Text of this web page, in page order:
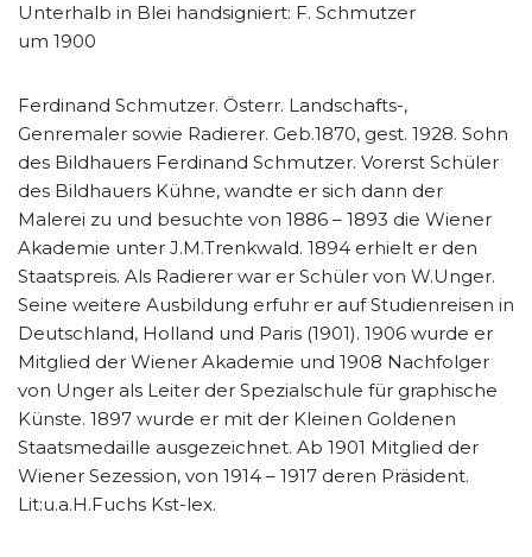
Unterhalb in Blei handsigniert: F. Schmutzer
um 1900
Ferdinand Schmutzer. Österr. Landschafts-,
Genremaler sowie Radierer. Geb.1870, gest. 1928. Sohn
des Bildhauers Ferdinand Schmutzer. Vorerst Schüler
des Bildhauers Kühne, wandte er sich dann der
Malerei zu und besuchte von 1886 – 1893 die Wiener
Akademie unter J.M.Trenkwald. 1894 erhielt er den
Staatspreis. Als Radierer war er Schüler von W.Unger.
Seine weitere Ausbildung erfuhr er auf Studienreisen in
Deutschland, Holland und Paris (1901). 1906 wurde er
Mitglied der Wiener Akademie und 1908 Nachfolger
von Unger als Leiter der Spezialschule für graphische
Künste. 1897 wurde er mit der Kleinen Goldenen
Staatsmedaille ausgezeichnet. Ab 1901 Mitglied der
Wiener Sezession, von 1914 – 1917 deren Präsident.
Lit:u.a.H.Fuchs Kst-lex.